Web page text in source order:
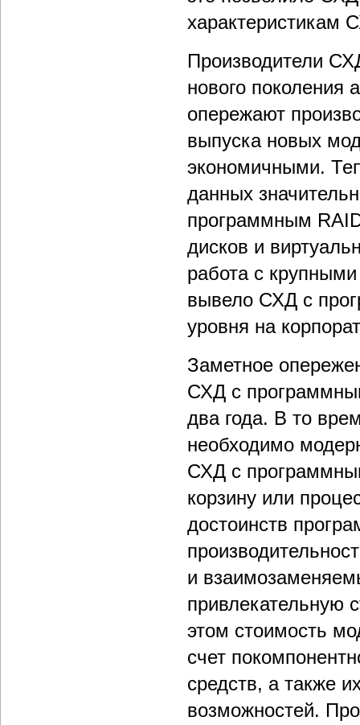
характеристикам
Производители
нового поколения
опережают
выпуска новых
экономичными.
данных
программным
дисков и
работа с
вывело СХД с
уровня на
Заметное
СХД с
два года. В то
необходимо
СХД с
корзину или
достоинств
и
привлекательную
этом стоимость
счет
средств, а также
возможностей.